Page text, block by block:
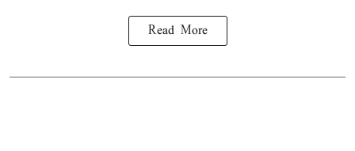
Read More